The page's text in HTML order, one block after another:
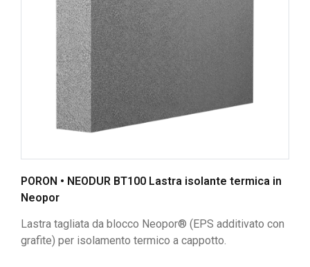
PORON • NEODUR BT100 Lastra isolante termica in
Neopor
Lastra tagliata da blocco Neopor® (EPS additivato con
grafite) per isolamento termico a cappotto.